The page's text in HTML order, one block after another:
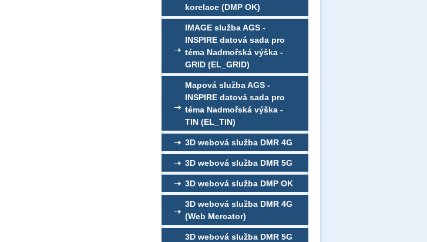
korelace (DMP OK)
IMAGE služba AGS -
INSPIRE datová sada pro
téma Nadmořská výška -
GRID (EL_GRID)
Mapová služba AGS -
INSPIRE datová sada pro
téma Nadmořská výška -
TIN (EL_TIN)
3D webová služba DMR 4G
3D webová služba DMR 5G
3D webová služba DMP OK
3D webová služba DMR 4G
(Web Mercator)
3D webová služba DMR 5G